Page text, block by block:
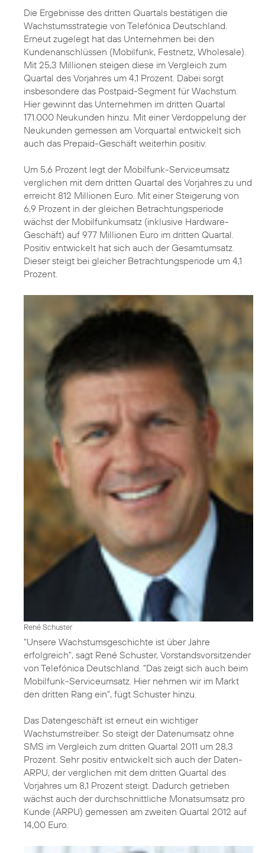
Die Ergebnisse des dritten Quartals bestätigen die
Wachstumsstrategie von Telefónica Deutschland.
Erneut zugelegt hat das Unternehmen bei den
Kundenanschlüssen (Mobilfunk, Festnetz, Wholesale).
Mit 25,3 Millionen steigen diese im Vergleich zum
Quartal des Vorjahres um 4,1 Prozent. Dabei sorgt
insbesondere das Postpaid-Segment für Wachstum.
Hier gewinnt das Unternehmen im dritten Quartal
171.000 Neukunden hinzu. Mit einer Verdoppelung der
Neukunden gemessen am Vorquartal entwickelt sich
auch das Prepaid-Geschäft weiterhin positiv.
Um 5,6 Prozent legt der Mobilfunk-Serviceumsatz
verglichen mit dem dritten Quartal des Vorjahres zu und
erreicht 812 Millionen Euro. Mit einer Steigerung von
6,9 Prozent in der gleichen Betrachtungsperiode
wächst der Mobilfunkumsatz (inklusive Hardware-
Geschäft) auf 977 Millionen Euro im dritten Quartal.
Positiv entwickelt hat sich auch der Gesamtumsatz.
Dieser steigt bei gleicher Betrachtungsperiode um 4,1
Prozent.
René Schuster
"Unsere Wachstumsgeschichte ist über Jahre
erfolgreich", sagt René Schuster, Vorstandsvorsitzender
von Telefónica Deutschland. "Das zeigt sich auch beim
Mobilfunk-Serviceumsatz. Hier nehmen wir im Markt
den dritten Rang ein", fügt Schuster hinzu.
Das Datengeschäft ist erneut ein wichtiger
Wachstumstreiber. So steigt der Datenumsatz ohne
SMS im Vergleich zum dritten Quartal 2011 um 28,3
Prozent. Sehr positiv entwickelt sich auch der Daten-
ARPU, der verglichen mit dem dritten Quartal des
Vorjahres um 8,1 Prozent steigt. Dadurch getrieben
wächst auch der durchschnittliche Monatsumsatz pro
Kunde (ARPU) gemessen am zweiten Quartal 2012 auf
14,00 Euro.